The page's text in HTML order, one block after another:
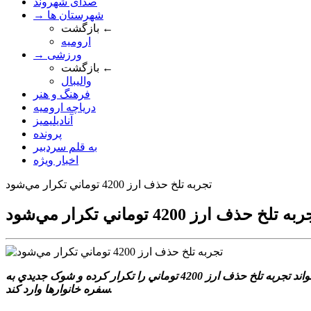
→ شهرستان ها
بازگشت ←
ارومیه
→ ورزشی
بازگشت ←
والیبال
فرهنگ و هنر
دریاچه ارومیه
آنادیلیمیز
پرونده
به قلم سردبیر
اخبار ویژه
تجربه تلخ حذف ارز 4200 توماني تکرار مي‌شود
تلخ حذف ارز 4200 توماني تکرار مي‌شود
گروه تحليل: در حالي زمزمه حذف ارز 28500 توماني در بودجه سال آينده شنيده مي‌شود که کارشناسان هشدار مي‌دهند اين تصميم مي‌تواند تجربه تلخ حذف ارز 4200 توماني را تکرار کرده و شوک جديدي به
سفره خانوارها وارد کند.